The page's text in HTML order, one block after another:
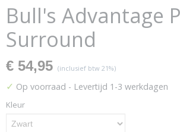
Bull's Advantage
Surround
€ 54,95 (inclusief btw 21%)
✓ Op voorraad - Levertijd 1-3 werkdagen
Kleur